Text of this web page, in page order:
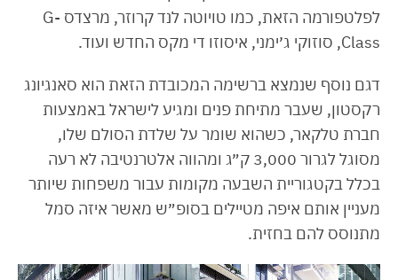
לפלטפורמה הזאת, כמו טויוטה לנד קרוזר, מרצדס G-
Class, סוזוקי ג׳ימני, איסוזו די מקס החדש ועוד.
דגם נוסף שנמצא ברשימה המכובדת הזאת הוא סאנגיונג
רקסטון, שעבר מתיחת פנים ומגיע לישראל באמצעות
חברת טלקאר, כשהוא שומר על שלדת הסולם שלו,
מסוגל לגרור 3,000 ק״ג ומהווה אלטרנטיבה לא רעה
בכלל בקטגוריית השבעה מקומות עבור משפחות שיותר
מעניין אותם איפה מטיילים בסופ״ש מאשר איזה סמל
מתנוסס להם בחזית.